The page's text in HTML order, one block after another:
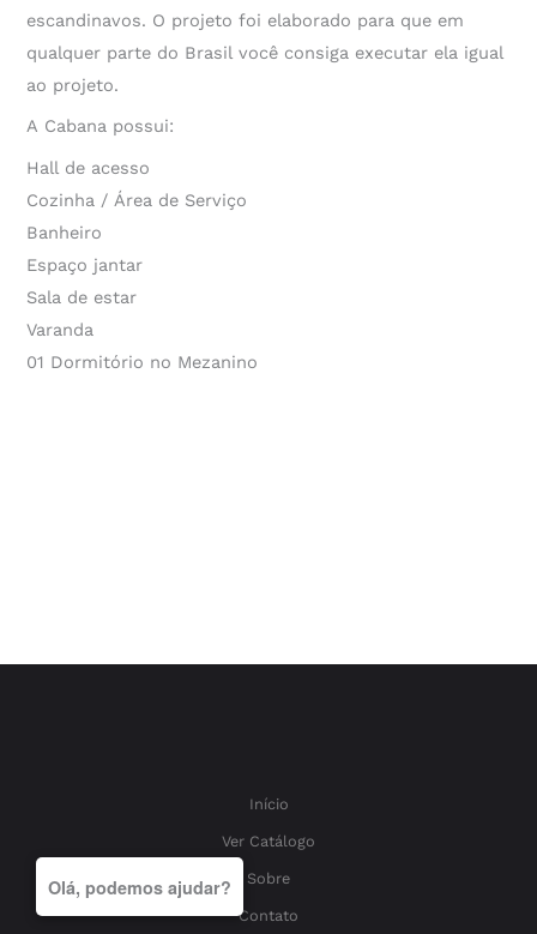
Olá, podemos ajudar?
escandinavos. O projeto foi elaborado para que em
qualquer parte do Brasil você consiga executar ela igual
ao projeto.
A Cabana possui:
Hall de acesso
Cozinha / Área de Serviço
Banheiro
Espaço jantar
Sala de estar
Varanda
01 Dormitório no Mezanino
Início
Ver Catálogo
Sobre
Contato